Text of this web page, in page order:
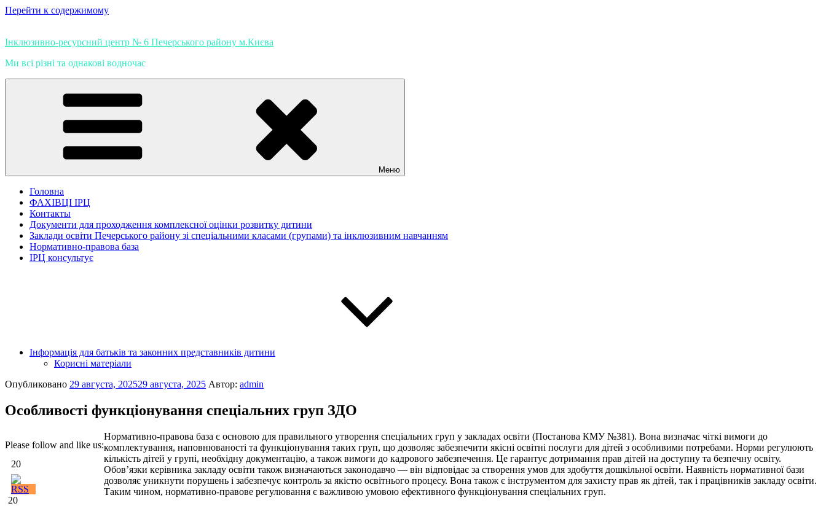
Перейти к содержимому
Інклюзивно-ресурсний центр № 6 Печерського району м.Києва
Ми всі різні та однакові водночас
Меню
Головна
ФАХІВЦІ ІРЦ
Контакты
Документи для проходження комплексної оцінки розвитку дитини
Заклади освіти Печерського району зі спеціальними класами (групами) та інклюзивним навчанням
Нормативно-правова база
ІРЦ консультує
Інформація для батьків та законних представників дитини
Корисні матеріали
Опубликовано 29 августа, 202529 августа, 2025 Автор: admin
Особливості функціонування спеціальних груп ЗДО
Please follow and like us:
20
20
Нормативно-правова база є основою для правильного утворення спеціальних груп у закладах освіти (Постанова КМУ №381). Вона визначає чіткі вимоги до
комплектування, наповнюваності та функціонування таких груп, що дозволяє забезпечити якісні освітні послуги для дітей з особливими потребами. Норми регулюють
кількість дітей у групі, необхідну документацію, а також вимоги до кадрового забезпечення. Це гарантує дотримання прав дітей на доступну та безпечну освіту.
Обов’язки керівника закладу освіти також визначаються законодавчо — він відповідає за створення умов для здобуття дошкільної освіти. Наявність нормативної бази
дозволяє уникнути порушень і забезпечує контроль за якістю освітнього процесу. Вона також є інструментом для захисту прав як дітей, так і працівників закладу освіти.
Таким чином, нормативно-правове регулювання є важливою умовою ефективного функціонування спеціальних груп.